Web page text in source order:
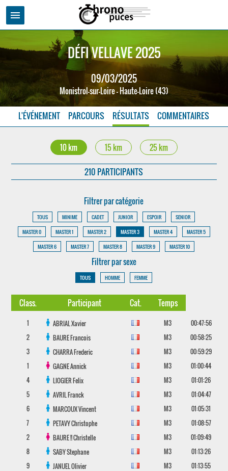
menu
DÉFI VELLAVE 2025
09/03/2025
Monistrol-sur-Loire - Haute-Loire (43)
L'ÉVÉNEMENT PARCOURS RÉSULTATS COMMENTAIRES
10 km 15 km 25 km
210 PARTICIPANTS
Filtrer par catégorie
TOUS MINIME CADET JUNIOR ESPOIR
SENIOR
MASTER 0
MASTER 1 MASTER 2 MASTER 3 MASTER 4
MASTER 5
MASTER 6
MASTER 7 MASTER 8 MASTER 9 MASTER 10
Filtrer par sexe
TOUS HOMME FEMME
Class. Participant Cat. Temps
1 ABRIALXavier M3
00:47:56
2
BAUREFrancois M3
00:58:25
3
CHARRAFrederic M3
00:59:29
1
GAGNEAnnick M3
01:00:44
4
LIOGIERFelix M3
01:01:26
5
AVRILFranck M3
01:04:47
6
MARCOUXVincent M3
01:05:31
7
PETAVYChristophe M3
01:08:57
2
BAURE !!Christelle M3
01:09:49
8
SABYStephane M3
01:13:26
9
JANUELOlivier M3
01:13:55